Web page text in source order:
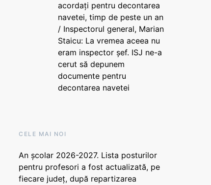
acordați pentru decontarea
navetei, timp de peste un an
/ Inspectorul general, Marian
Staicu: La vremea aceea nu
eram inspector șef. ISJ ne-a
cerut să depunem
documente pentru
decontarea navetei
CELE MAI NOI
An școlar 2026-2027. Lista posturilor
pentru profesori a fost actualizată, pe
fiecare județ, după repartizarea